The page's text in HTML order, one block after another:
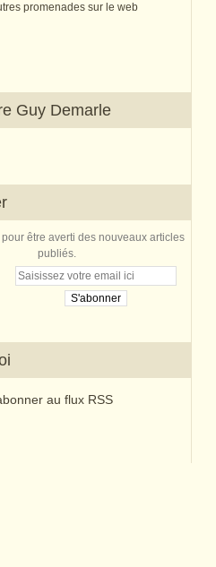
promenades sur le web
Guy Demarle
être averti des nouveaux articles
publiés.
au flux RSS